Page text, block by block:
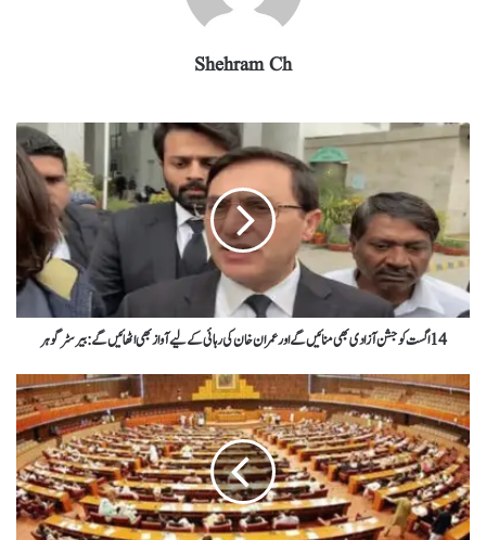
Shehram Ch
14 اگست کو جشن آزادی بھی منائیں گے اور عمران خان کی رہائی کےلیے آواز بھی اٹھائیں گے: بیرسٹر گوہر